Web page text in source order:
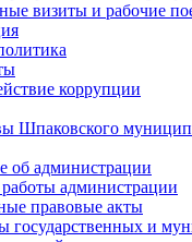
визиты и рабочие
коррупции
Шпаковского
об администрации
работы администрации
правовые акты
государственных и